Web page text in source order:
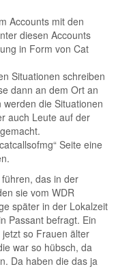
Accounts mit den
diesen Accounts
in Form von Cat
Situationen schreiben
dann an dem Ort an
die Situationen
auch Leute auf der
Seite eine
das in der
sie vom WDR
später in der Lokalzeit
Passant befragt. Ein
so Frauen älter
war so hübsch, da
Da haben die das ja